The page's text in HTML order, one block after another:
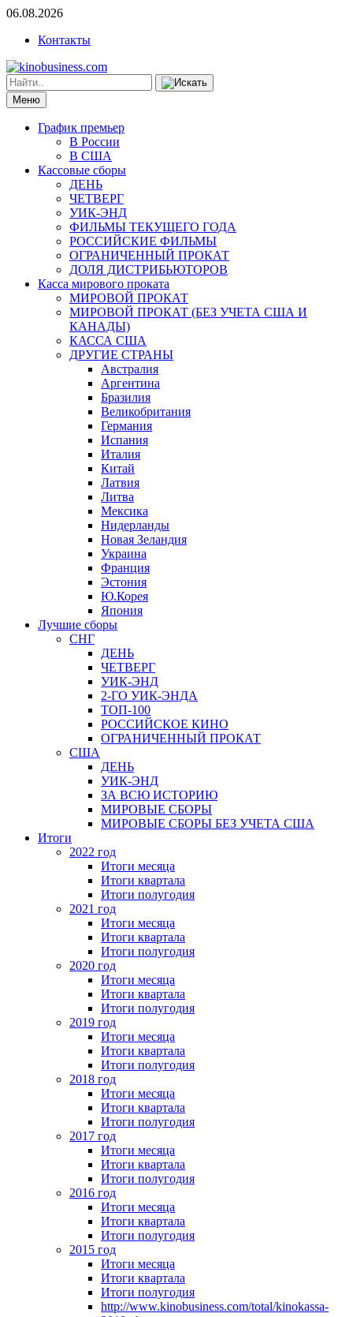
06.08.2026
Контакты
Меню
График премьер
В России
В США
Кассовые сборы
ДЕНЬ
ЧЕТВЕРГ
УИК-ЭНД
ФИЛЬМЫ ТЕКУЩЕГО ГОДА
РОССИЙСКИЕ ФИЛЬМЫ
ОГРАНИЧЕННЫЙ ПРОКАТ
ДОЛЯ ДИСТРИБЬЮТОРОВ
Касса мирового проката
МИРОВОЙ ПРОКАТ
МИРОВОЙ ПРОКАТ (БЕЗ УЧЕТА США И
КАНАДЫ)
КАССА США
ДРУГИЕ СТРАНЫ
Австралия
Аргентина
Бразилия
Великобритания
Германия
Испания
Италия
Китай
Латвия
Литва
Мексика
Нидерланды
Новая Зеландия
Украина
Франция
Эстония
Ю.Корея
Япония
Лучшие сборы
СНГ
ДЕНЬ
ЧЕТВЕРГ
УИК-ЭНД
2-ГО УИК-ЭНДА
ТОП-100
РОССИЙСКОЕ КИНО
ОГРАНИЧЕННЫЙ ПРОКАТ
США
ДЕНЬ
УИК-ЭНД
ЗА ВСЮ ИСТОРИЮ
МИРОВЫЕ СБОРЫ
МИРОВЫЕ СБОРЫ БЕЗ УЧЕТА США
Итоги
2022 год
Итоги месяца
Итоги квартала
Итоги полугодия
2021 год
Итоги месяца
Итоги квартала
Итоги полугодия
2020 год
Итоги месяца
Итоги квартала
Итоги полугодия
2019 год
Итоги месяца
Итоги квартала
Итоги полугодия
2018 год
Итоги месяца
Итоги квартала
Итоги полугодия
2017 год
Итоги месяца
Итоги квартала
Итоги полугодия
2016 год
Итоги месяца
Итоги квартала
Итоги полугодия
2015 год
Итоги месяца
Итоги квартала
Итоги полугодия
http://www.kinobusiness.com/total/kinokassa-